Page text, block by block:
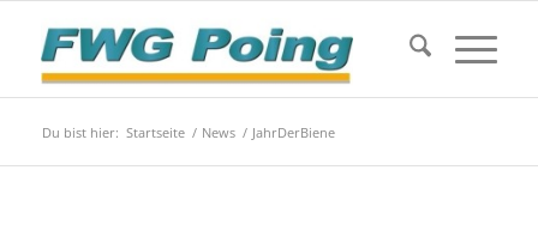
Du bist hier: Startseite / News / JahrDerBiene